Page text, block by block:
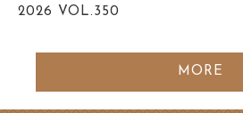
2026 VOL.350
MORE